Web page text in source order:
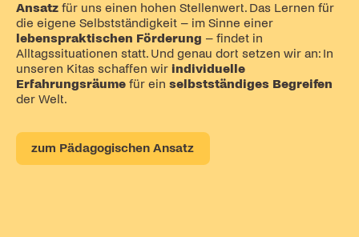
Ansatzfür uns einen hohen Stellenwert. Das Lernen für
die eigene Selbstständigkeit – im Sinne einer
lebenspraktischen Förderung – findet in
Alltagssituationen statt. Und genau dort setzen wir an: In
unseren Kitas schaffen wir individuelle
Erfahrungsräume für ein selbstständiges Begreifen
der Welt.
zum Pädagogischen Ansatz